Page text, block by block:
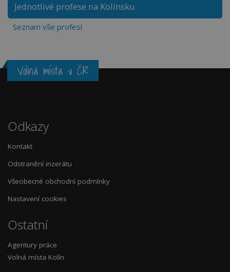
Jednotlivé profese na Kolínsku
Seznam vše profesí
Volná místa v ČR
Odkazy
Kontakt
Odstranění inzerátu
Všeobecné obchodní podmínky
Nastavení cookies
Ostatní
Agentury práce
Volná místa Kolín